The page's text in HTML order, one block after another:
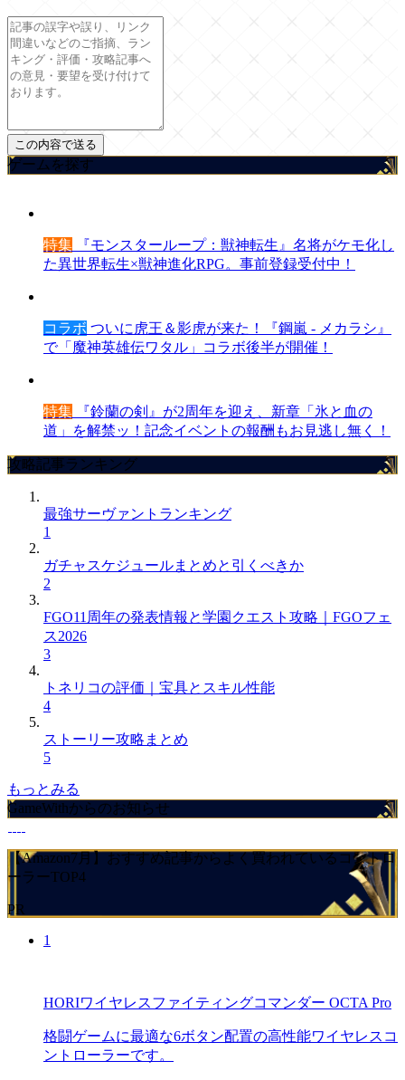
ゲームを探す
特集 『モンスターループ：獣神転生』名将がケモ化し
た異世界転生×獣神進化RPG。事前登録受付中！
コラボ ついに虎王＆影虎が来た！『鋼嵐 - メカラシ』
で「魔神英雄伝ワタル」コラボ後半が開催！
特集 『鈴蘭の剣』が2周年を迎え、新章「氷と血の
道」を解禁ッ！記念イベントの報酬もお見逃し無く！
攻略記事ランキング
最強サーヴァントランキング
1
ガチャスケジュールまとめと引くべきか
2
FGO11周年の発表情報と学園クエスト攻略｜FGOフェ
ス2026
3
トネリコの評価｜宝具とスキル性能
4
ストーリー攻略まとめ
5
もっとみる
GameWithからのお知らせ
【Amazon7月】おすすめ記事からよく買われているコントロ
ーラーTOP4
PR
1
HORIワイヤレスファイティングコマンダー OCTA Pro
格闘ゲームに最適な6ボタン配置の高性能ワイヤレスコ
ントローラーです。